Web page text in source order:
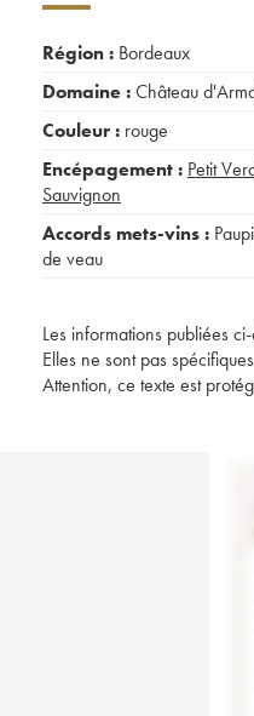
Région : Bordeaux
Domaine :Château
Couleur : rouge
Encépagement : Petit
Sauvignon
Accords mets-vins :
de veau
Les informations publiées
Elles ne sont pas
Attention, ce texte est